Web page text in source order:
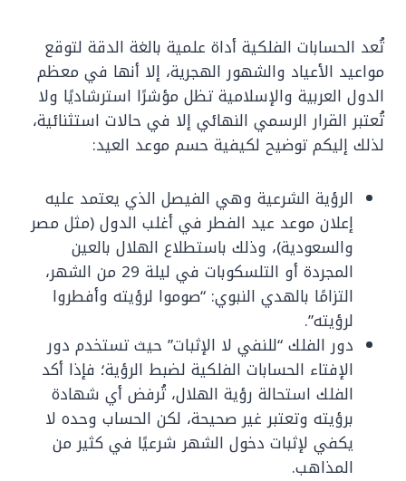
تُعد الحسابات الفلكية أداة علمية بالغة الدقة لتوقع
مواعيد الأعياد والشهور الهجرية، إلا أنها في معظم
الدول العربية والإسلامية تظل مؤشرًا استرشاديًا ولا
تُعتبر القرار الرسمي النهائي إلا في حالات استثنائية،
لذلك إليكم توضيح لكيفية حسم موعد العيد:
الرؤية الشرعية وهي الفيصل الذي يعتمد عليه
إعلان موعد عيد الفطر في أغلب الدول (مثل مصر
والسعودية)، وذلك باستطلاع الهلال بالعين
المجردة أو التلسكوبات في ليلة 29 من الشهر،
التزامًا بالهدي النبوي: “صوموا لرؤيته وأفطروا
لرؤيته”.
دور الفلك “للنفي لا الإثبات” حيث تستخدم دور
الإفتاء الحسابات الفلكية لضبط الرؤية؛ فإذا أكد
الفلك استحالة رؤية الهلال، تُرفض أي شهادة
برؤيته وتعتبر غير صحيحة، لكن الحساب وحده لا
يكفي لإثبات دخول الشهر شرعيًا في كثير من
المذاهب.